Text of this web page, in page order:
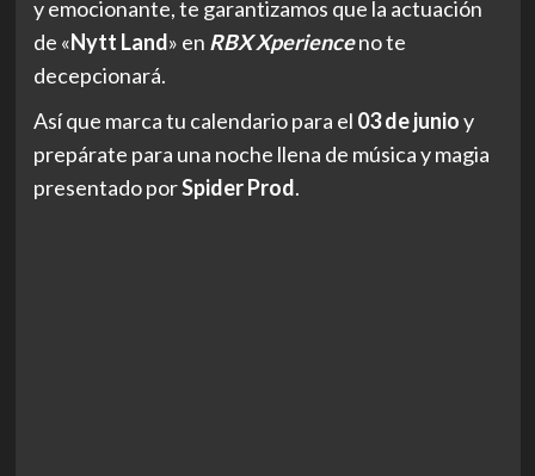
y emocionante, te garantizamos que la actuación
de «Nytt Land» en RBX Xperienceno te
decepcionará.
Así que marca tu calendario para el 03 de junioy
prepárate para una noche llena de música y magia
presentado porSpider Prod.